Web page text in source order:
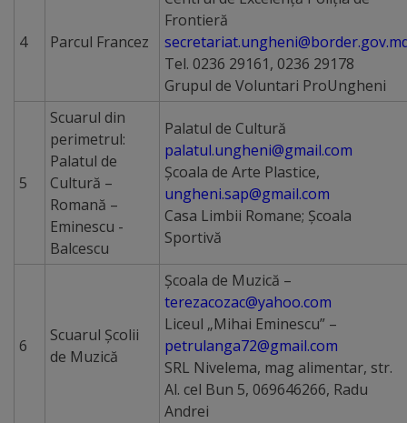
administrator
Drumuri
și
străzi
Lista
Reabilitare
și
construcție
4 Parcul Francez
Frontieră
Tel. 0236 29161, 0236 29178
Grupul de Voluntari ProUngheni
5
Scuarul din
perimetrul:
Palatul de
Cultură –
Romană –
Eminescu -
Balcescu
Palatul de Cultură
palatul.ungheni@gmail.com
Şcoala de Arte Plastice,
ungheni.sap@gmail.com
Casa Limbii Romane; Şcoala
Sportivă
6
Scuarul Școlii
de Muzică
Şcoala de Muzică –
terezacozac@yahoo.com
Liceul „Mihai Eminescu” –
petrulanga72@gmail.com
SRL Nivelema, mag alimentar, str.
Al. cel Bun 5, 069646266, Radu
Andrei